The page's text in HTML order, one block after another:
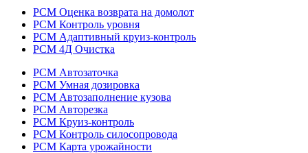
РСМ Оценка возврата на домолот
РСМ Контроль уровня
РСМ Адаптивный круиз-контроль
РСМ 4Д Очистка
РСМ Автозаточка
РСМ Умная дозировка
РСМ Автозаполнение кузова
РСМ Авторезка
РСМ Круиз-контроль
РСМ Контроль силосопровода
РСМ Карта урожайности